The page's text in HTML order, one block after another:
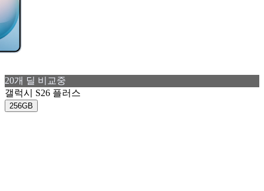
20개 딜 비교중
갤럭시 S26 플러스
256GB